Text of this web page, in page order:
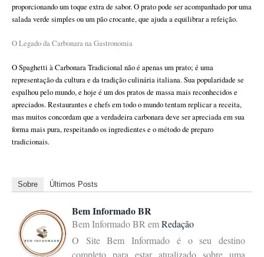
proporcionando um toque extra de sabor. O prato pode ser acompanhado por uma
salada verde simples ou um pão crocante, que ajuda a equilibrar a refeição.
O Legado da Carbonara na Gastronomia
O Spaghetti à Carbonara Tradicional não é apenas um prato; é uma
representação da cultura e da tradição culinária italiana. Sua popularidade se
espalhou pelo mundo, e hoje é um dos pratos de massa mais reconhecidos e
apreciados. Restaurantes e chefs em todo o mundo tentam replicar a receita,
mas muitos concordam que a verdadeira carbonara deve ser apreciada em sua
forma mais pura, respeitando os ingredientes e o método de preparo
tradicionais.
Sobre Últimos Posts
Bem Informado BR
Bem Informado BR emRedação
O Site Bem Informado é o seu destino
completo para estar atualizado sobre uma